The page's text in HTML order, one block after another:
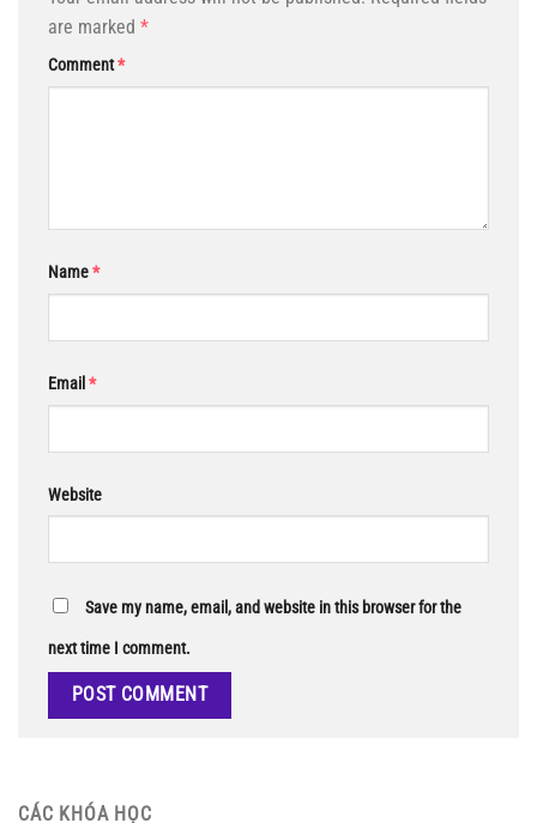
are marked *
Comment*
Name*
Email *
Website
Save my name, email, and website in this browser for the
next time I comment.
CÁC KHÓA HỌC